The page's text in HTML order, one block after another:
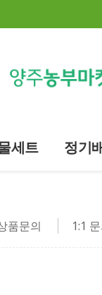
세트 정기
품문의 1:1